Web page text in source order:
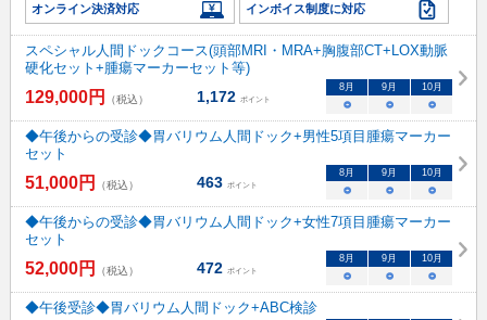
オンライン決済対応 インボイス制度に対応
スペシャル人間ドックコース(頭部MRI・MRA+胸腹部CT+LOX動脈
硬化セット+腫瘍マーカーセット等)
129,000円 （税込） 1,172 ポイント
8月 9月 10月
○ ○ ○
◆午後からの受診◆胃バリウム人間ドック+男性5項目腫瘍マーカー
セット
51,000円 （税込） 463 ポイント
8月 9月 10月
○ ○ ○
◆午後からの受診◆胃バリウム人間ドック+女性7項目腫瘍マーカー
セット
52,000円 （税込） 472 ポイント
8月 9月 10月
○ ○ ○
◆午後受診◆胃バリウム人間ドック+ABC検診